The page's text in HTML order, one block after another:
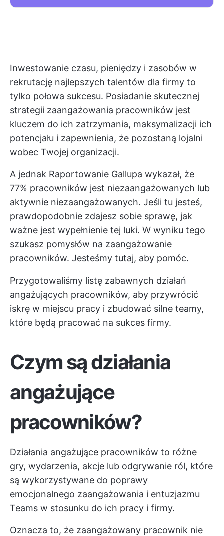
Inwestowanie czasu, pieniędzy i zasobów w
rekrutację najlepszych talentów dla firmy to
tylko połowa sukcesu. Posiadanie skutecznej
strategii zaangażowania pracowników jest
kluczem do ich zatrzymania, maksymalizacji ich
potencjału i zapewnienia, że pozostaną lojalni
wobec Twojej organizacji.
A jednak Raportowanie Gallupa wykazał, że
77% pracowników jest niezaangażowanych lub
aktywnie niezaangażowanych. Jeśli tu jesteś,
prawdopodobnie zdajesz sobie sprawę, jak
ważne jest wypełnienie tej luki. W wyniku tego
szukasz pomysłów na zaangażowanie
pracowników. Jesteśmy tutaj, aby pomóc.
Przygotowaliśmy listę zabawnych działań
angażujących pracowników, aby przywrócić
iskrę w miejscu pracy i zbudować silne teamy,
które będą pracować na sukces firmy.
Czym są działania
angażujące
pracowników?
Działania angażujące pracowników to różne
gry, wydarzenia, akcje lub odgrywanie ról, które
są wykorzystywane do poprawy
emocjonalnego zaangażowania i entuzjazmu
Teams w stosunku do ich pracy i firmy.
Oznacza to, że zaangażowany pracownik nie